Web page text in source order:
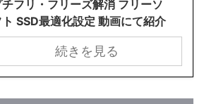
チフリ・フリーズ解消 フリーソ
ト SSD最適化設定 動画にて紹介
続きを見る